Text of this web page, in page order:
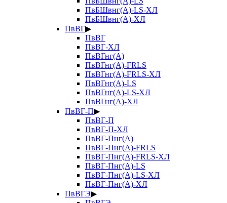
ПвБШвнг(А)-LS-ХЛ
ПвБШвнг(А)-ХЛ
ПвВГ▶
ПвВГ
ПвВГ-ХЛ
ПвВГнг(А)
ПвВГнг(А)-FRLS
ПвВГнг(А)-FRLS-ХЛ
ПвВГнг(А)-LS
ПвВГнг(А)-LS-ХЛ
ПвВГнг(А)-ХЛ
ПвВГ-П▶
ПвВГ-П
ПвВГ-П-ХЛ
ПвВГ-Пнг(А)
ПвВГ-Пнг(А)-FRLS
ПвВГ-Пнг(А)-FRLS-ХЛ
ПвВГ-Пнг(А)-LS
ПвВГ-Пнг(А)-LS-ХЛ
ПвВГ-Пнг(А)-ХЛ
ПвВГЭ▶